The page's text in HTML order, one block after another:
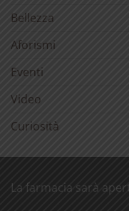
Bellezza
Aforismi
Eventi
Video
Curiosità
La farmacia sarà